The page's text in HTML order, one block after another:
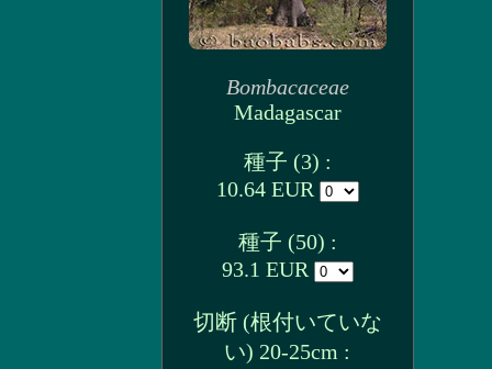
Bombacaceae
Madagascar
種子 (3) :
10.64 EUR
種子 (50) :
93.1 EUR
切断 (根付いていな
い) 20-25cm :